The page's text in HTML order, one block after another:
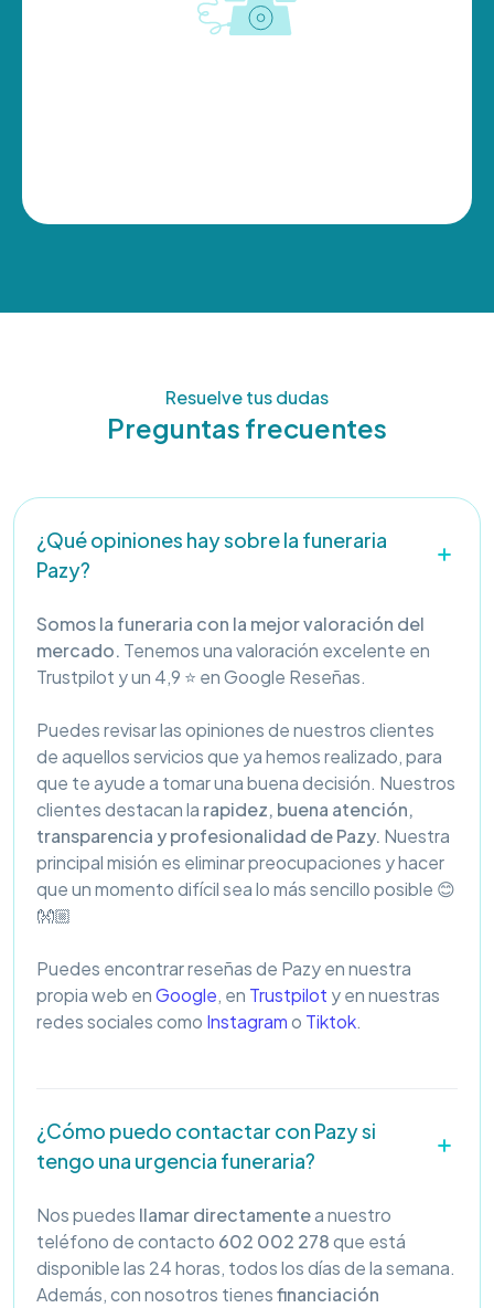
Resuelve tus dudas
Preguntas frecuentes
¿Qué opiniones hay sobre la funeraria
Pazy?
Somos la funeraria con la mejor valoración del
mercado. Tenemos una valoración excelente en
Trustpilot y un 4,9 ⭐ en Google Reseñas.
Puedes revisar las opiniones de nuestros clientes
de aquellos servicios que ya hemos realizado, para
que te ayude a tomar una buena decisión. Nuestros
clientes destacan la rapidez, buena atención,
transparencia y profesionalidad de Pazy. Nuestra
principal misión es eliminar preocupaciones y hacer
que un momento difícil sea lo más sencillo posible 😊
👐🏼
Puedes encontrar reseñas de Pazy en nuestra
propia web enGoogle, en Trustpilot y en nuestras
redes sociales como Instagramo Tiktok.
¿Cómo puedo contactar con Pazy si
tengo una urgencia funeraria?
Nos puedes llamar directamentea nuestro
teléfono de contacto 602 002 278que está
disponible las 24 horas, todos los días de la semana.
Además, con nosotros tienesfinanciación